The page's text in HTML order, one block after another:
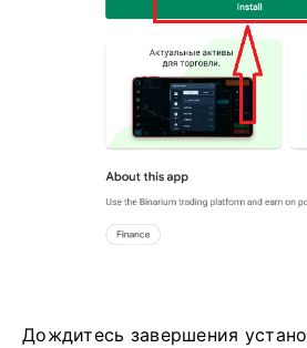
Дождитесь завершения